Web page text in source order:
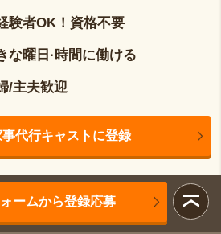
験者OK！資格不要
な曜日·時間に働ける
/主夫歓迎
事代行キャストに登録
ームから登録応募